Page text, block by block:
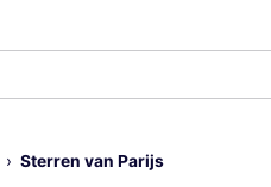
Sterren van Parijs